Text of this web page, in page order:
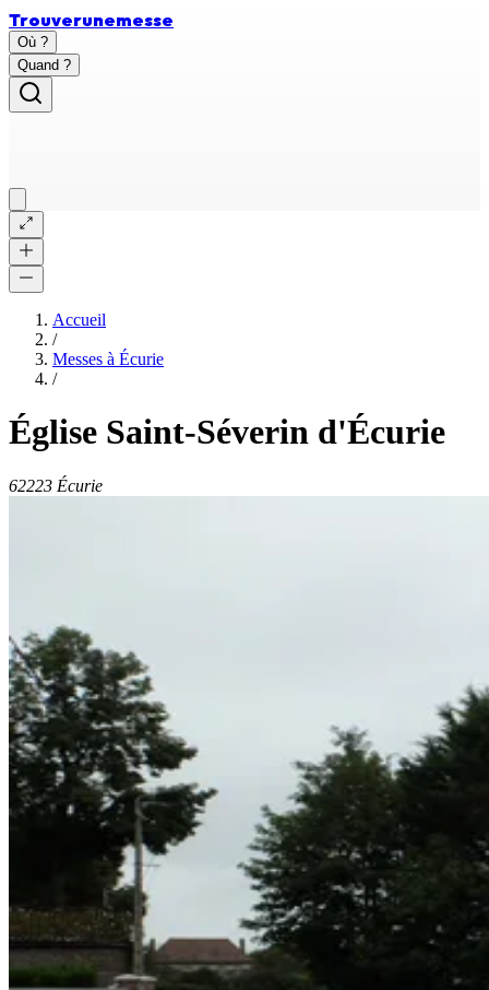
Trouverunemesse
Où ?
Quand ?
Accueil
/
Messes à Écurie
/
Église Saint-Séverin d'Écurie
62223 Écurie